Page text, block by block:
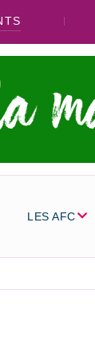
LES AFC